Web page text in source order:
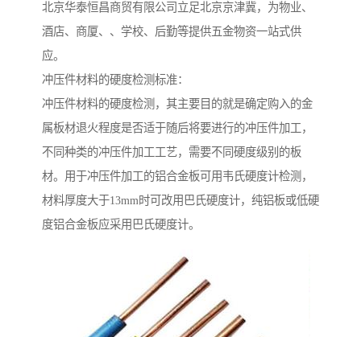
北京华泰恒昌商贸有限公司立足北京京津冀，为物业、
酒店、商厦、、学校、后勤等提供五金物资一站式供
应。
冲压件材料的硬度检测标准：
冲压件材料的硬度检测，其主要目的就是确定购入的金
属板材退火程度是否适于随后将要进行的冲压件加工，
不同种类的冲压件加工工艺，需要不同硬度级别的板
材。用于冲压件加工的铝合金板可用韦氏硬度计检测，
材料厚度大于13mm时可改用巴氏硬度计，纯铝板或低硬
度铝合金板应采用巴氏硬度计。